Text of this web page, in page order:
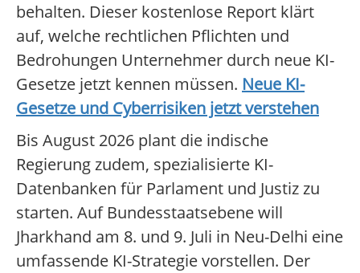
behalten. Dieser kostenlose Report klärt
auf, welche rechtlichen Pflichten und
Bedrohungen Unternehmer durch neue KI-
Gesetze jetzt kennen müssen. Neue KI-
Gesetze und Cyberrisiken jetzt verstehen
Bis August 2026 plant die indische
Regierung zudem, spezialisierte KI-
Datenbanken für Parlament und Justiz zu
starten. Auf Bundesstaatsebene will
Jharkhand am 8. und 9. Juli in Neu-Delhi eine
umfassende KI-Strategie vorstellen. Der